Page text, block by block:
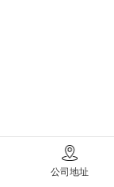
公司地址